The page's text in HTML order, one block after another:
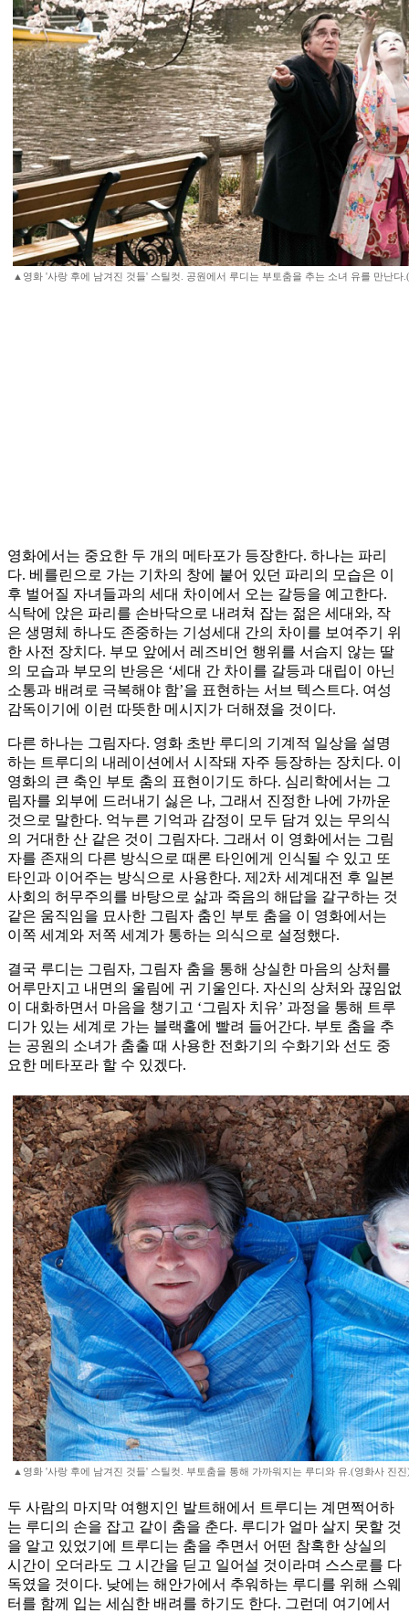
▲영화 '사랑 후에 남겨진 것들' 스틸컷. 공원에서 루디는 부토춤을 추는 소녀 유를 만난다
영화에서는 중요한 두 개의 메타포가 등장한다. 하나는 파리
다. 베를린으로 가는 기차의 창에 붙어 있던 파리의 모습은 이
후 벌어질 자녀들과의 세대 차이에서 오는 갈등을 예고한다.
식탁에 앉은 파리를 손바닥으로 내려쳐 잡는 젊은 세대와, 작
은 생명체 하나도 존중하는 기성세대 간의 차이를 보여주기 위
한 사전 장치다. 부모 앞에서 레즈비언 행위를 서슴지 않는 딸
의 모습과 부모의 반응은 ‘세대 간 차이를 갈등과 대립이 아닌
소통과 배려로 극복해야 함’을 표현하는 서브 텍스트다. 여성
감독이기에 이런 따뜻한 메시지가 더해졌을 것이다.
다른 하나는 그림자다. 영화 초반 루디의 기계적 일상을 설명
하는 트루디의 내레이션에서 시작돼 자주 등장하는 장치다. 이
영화의 큰 축인 부토 춤의 표현이기도 하다. 심리학에서는 그
림자를 외부에 드러내기 싫은 나, 그래서 진정한 나에 가까운
것으로 말한다. 억누른 기억과 감정이 모두 담겨 있는 무의식
의 거대한 산 같은 것이 그림자다. 그래서 이 영화에서는 그림
자를 존재의 다른 방식으로 때론 타인에게 인식될 수 있고 또
타인과 이어주는 방식으로 사용한다. 제2차 세계대전 후 일본
사회의 허무주의를 바탕으로 삶과 죽음의 해답을 갈구하는 것
같은 움직임을 묘사한 그림자 춤인 부토 춤을 이 영화에서는
이쪽 세계와 저쪽 세계가 통하는 의식으로 설정했다.
결국 루디는 그림자, 그림자 춤을 통해 상실한 마음의 상처를
어루만지고 내면의 울림에 귀 기울인다. 자신의 상처와 끊임없
이 대화하면서 마음을 챙기고 ‘그림자 치유’ 과정을 통해 트루
디가 있는 세계로 가는 블랙홀에 빨려 들어간다. 부토 춤을 추
는 공원의 소녀가 춤출 때 사용한 전화기의 수화기와 선도 중
요한 메타포라 할 수 있겠다.
▲영화 '사랑 후에 남겨진 것들' 스틸컷. 부토춤을 통해 가까워지는 루디와 유.(영화사 진진
두 사람의 마지막 여행지인 발트해에서 트루디는 계면쩍어하
는 루디의 손을 잡고 같이 춤을 춘다. 루디가 얼마 살지 못할 것
을 알고 있었기에 트루디는 춤을 추면서 어떤 참혹한 상실의
시간이 오더라도 그 시간을 딛고 일어설 것이라며 스스로를 다
독였을 것이다. 낮에는 해안가에서 추워하는 루디를 위해 스웨
터를 함께 입는 세심한 배려를 하기도 한다. 그런데 여기에서